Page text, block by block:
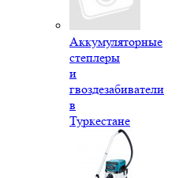
Аккумуляторные
степлеры
и
гвоздезабиватели
в
Туркестане